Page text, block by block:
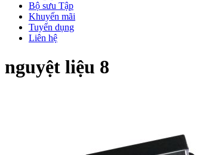
Bộ sưu Tập
Khuyến mãi
Tuyển dụng
Liên hệ
nguyệt liệu 8